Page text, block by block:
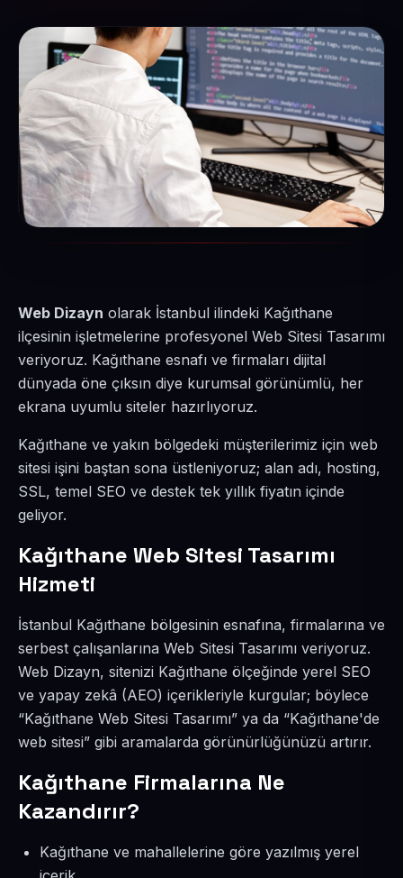
Web Dizayn olarak İstanbul ilindeki Kağıthane
ilçesinin işletmelerine profesyonel Web Sitesi Tasarımı
veriyoruz. Kağıthane esnafı ve firmaları dijital
dünyada öne çıksın diye kurumsal görünümlü, her
ekrana uyumlu siteler hazırlıyoruz.
Kağıthane ve yakın bölgedeki müşterilerimiz için web
sitesi işini baştan sona üstleniyoruz; alan adı, hosting,
SSL, temel SEO ve destek tek yıllık fiyatın içinde
geliyor.
Kağıthane Web Sitesi Tasarımı
Hizmeti
İstanbul Kağıthane bölgesinin esnafına, firmalarına ve
serbest çalışanlarına Web Sitesi Tasarımı veriyoruz.
Web Dizayn, sitenizi Kağıthane ölçeğinde yerel SEO
ve yapay zekâ (AEO) içerikleriyle kurgular; böylece
“Kağıthane Web Sitesi Tasarımı” ya da “Kağıthane'de
web sitesi” gibi aramalarda görünürlüğünüzü artırır.
Kağıthane Firmalarına Ne
Kazandırır?
Kağıthane ve mahallelerine göre yazılmış yerel